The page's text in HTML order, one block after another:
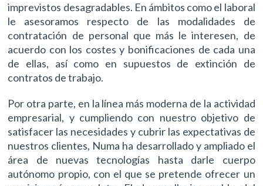
imprevistos desagradables. En ámbitos como el laboral
le asesoramos respecto de las modalidades de
contratación de personal que más le interesen, de
acuerdo con los costes y bonificaciones de cada una
de ellas, así como en supuestos de extinción de
contratos de trabajo.
Por otra parte, en la línea más moderna de la actividad
empresarial, y cumpliendo con nuestro objetivo de
satisfacer las necesidades y cubrir las expectativas de
nuestros clientes, Numa ha desarrollado y ampliado el
área de nuevas tecnologías hasta darle cuerpo
autónomo propio, con el que se pretende ofrecer un